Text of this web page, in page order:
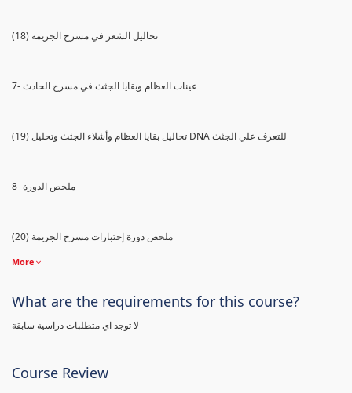
(18) تحاليل الشعر في مسرح الجريمة
7- عينات العظام وبقايا الجثث في مسرح الحادث
(19) تحاليل بقايا العظام وأشلاء الجثث وتحليل DNA للتعرف علي الجثث
8- ملخص الدورة
(20) ملخص دورة إختبارات مسرح الجريمة
More
What are the requirements for this course?
لا توجد اي متطلبات دراسية سابقة
Course Review